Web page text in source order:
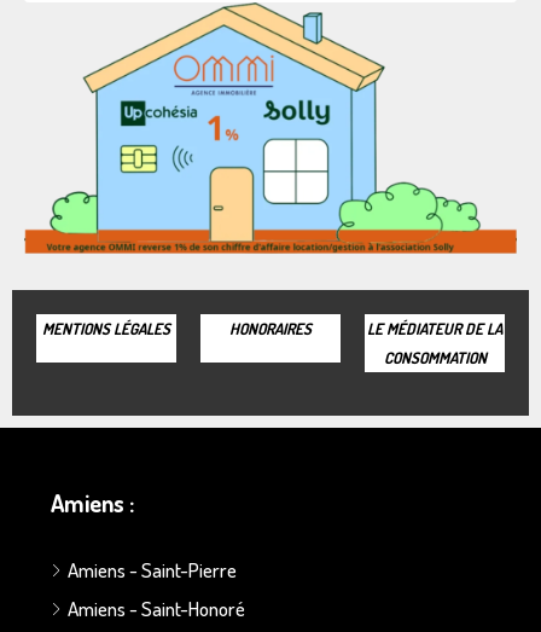
MENTIONS LÉGALES HONORAIRES
LE MÉDIATEUR DE LA
CONSOMMATION
Amiens :
Amiens - Saint-Pierre
Amiens - Saint-Honoré